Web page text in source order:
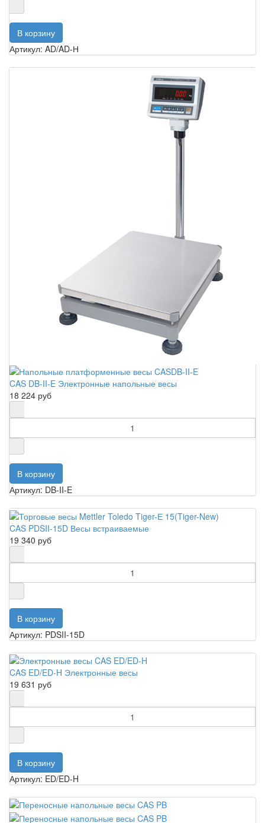
Артикул: AD/AD-Н
CAS DB-II-E Электронные напольные весы
18 224 руб
Артикул: DB-II-E
CAS PDSII-15D Весы встраиваемые
19 340 руб
Артикул: PDSII-15D
CAS ED/ED-H Электронные весы
19 631 руб
Артикул: ED/ED-H